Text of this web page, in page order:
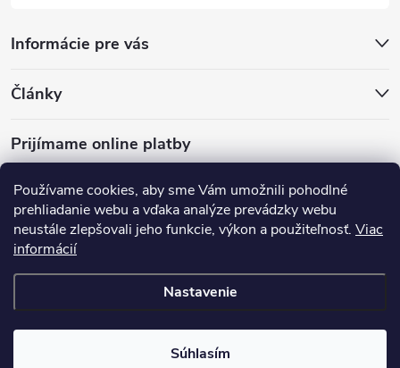
Používame cookies, aby sme Vám umožnili pohodlné
prehliadanie webu a vďaka analýze prevádzky webu
neustále zlepšovali jeho funkcie, výkon a použiteľnosť. Viac
informácií
Nastavenie
Súhlasím
Informácie pre vás
Články
Prijímame online platby
nastavenie cookies